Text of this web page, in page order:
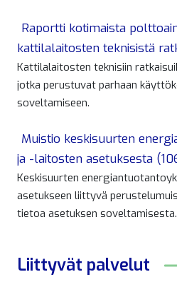
Raportti kotimaista
kattilalaitosten teknisistä
Kattilalaitosten teknisiin
jotka perustuvat parhaan
soveltamiseen.
Muistio keskisuurten
ja -laitosten asetuksesta
Keskisuurten
asetukseen liittyvä
tietoa asetuksen soveltamisesta.
Liittyvät palvelut